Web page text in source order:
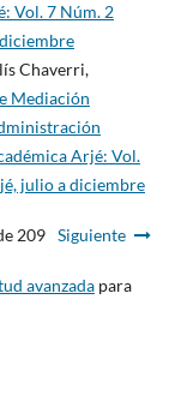
Vol. 7 Núm. 2
Chaverri,
Mediación
Arjé: Vol.
julio a diciembre
209 Siguiente
avanzadapara